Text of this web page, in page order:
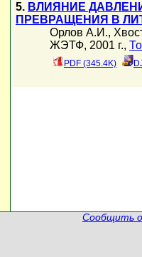
5. ВЛИЯНИЕ
ПРЕВРАЩЕНИЯ В
Орлов А.И.,
ЖЭТФ, 2001 г.,
PDF (345.4K)
Сообщить о